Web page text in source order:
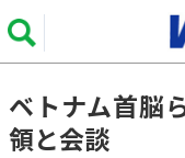
ベトナム首脳
領と会談